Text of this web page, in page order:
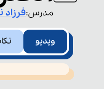
مدرس:فرزاد
ویدیو
This
is